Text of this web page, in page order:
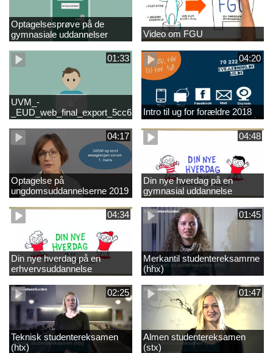
Optagelsesprøve på de
gymnasiale uddannelser
Video om FGU
01:33
UVM_-
04:20
Intro til ug for forældre 2018
04:17
Optagelse på
ungdomsuddannelserne 2019
04:48
Din nye hverdag på en
gymnasial uddannelse
04:34
Din nye hverdag på en
erhvervsuddannelse
01:45
Merkantil studentereksamrne
(hhx)
02:25
Teknisk studentereksamen
(htx)
01:47
Almen studentereksamen
(stx)